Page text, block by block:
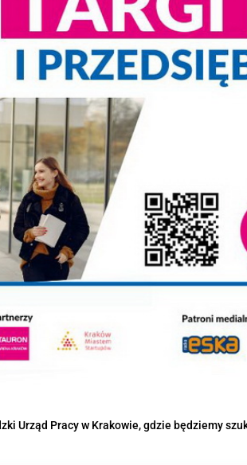
Urząd Pracy w Krakowie, gdzie będziemy